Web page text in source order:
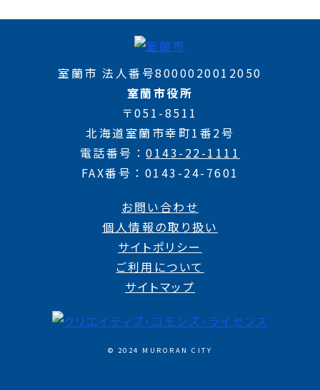
室蘭市 法人番号8000020012050
室蘭市役所
〒051-8511
北海道室蘭市幸町1番2号
電話番号
0143-22-1111
FAX番号
0143-24-7601
お問い合わせ
個人情報の取り扱い
サイトポリシー
ご利用について
サイトマップ
© 2024 MURORAN CITY